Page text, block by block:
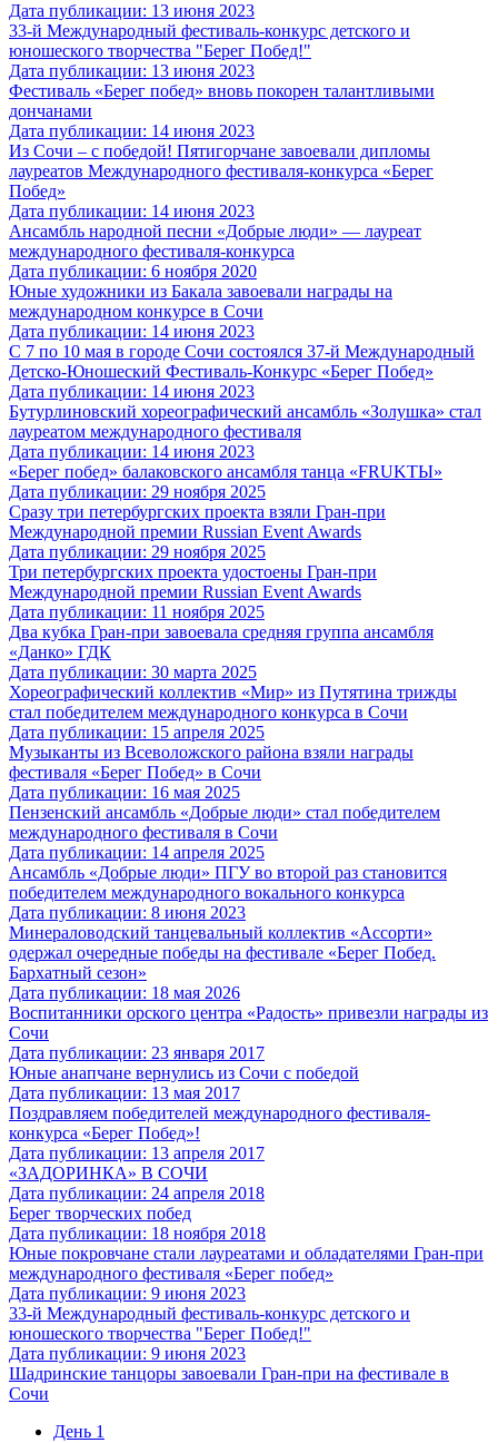
Дата публикации: 13 июня 2023
33-й Международный фестиваль-конкурс детского и
юношеского творчества "Берег Побед!"
Дата публикации: 13 июня 2023
Фестиваль «Берег побед» вновь покорен талантливыми
дончанами
Дата публикации: 14 июня 2023
Из Сочи – с победой! Пятигорчане завоевали дипломы
лауреатов Международного фестиваля-конкурса «Берег
Побед»
Дата публикации: 14 июня 2023
Ансамбль народной песни «Добрые люди» — лауреат
международного фестиваля-конкурса
Дата публикации: 6 ноября 2020
Юные художники из Бакала завоевали награды на
международном конкурсе в Сочи
Дата публикации: 14 июня 2023
С 7 по 10 мая в городе Сочи состоялся 37-й Международный
Детско-Юношеский Фестиваль-Конкурс «Берег Побед»
Дата публикации: 14 июня 2023
Бутурлиновский хореографический ансамбль «Золушка» стал
лауреатом международного фестиваля
Дата публикации: 14 июня 2023
«Берег побед» балаковского ансамбля танца «FRUKТЫ»
Дата публикации: 29 ноября 2025
Сразу три петербургских проекта взяли Гран-при
Международной премии Russian Event Awards
Дата публикации: 29 ноября 2025
Три петербургских проекта удостоены Гран-при
Международной премии Russian Event Awards
Дата публикации: 11 ноября 2025
Два кубка Гран-при завоевала средняя группа ансамбля
«Данко» ГДК
Дата публикации: 30 марта 2025
Хореографический коллектив «Мир» из Путятина трижды
стал победителем международного конкурса в Сочи
Дата публикации: 15 апреля 2025
Музыканты из Всеволожского района взяли награды
фестиваля «Берег Побед» в Сочи
Дата публикации: 16 мая 2025
Пензенский ансамбль «Добрые люди» стал победителем
международного фестиваля в Сочи
Дата публикации: 14 апреля 2025
Ансамбль «Добрые люди» ПГУ во второй раз становится
победителем международного вокального конкурса
Дата публикации: 8 июня 2023
Минераловодский танцевальный коллектив «Ассорти»
одержал очередные победы на фестивале «Берег Побед.
Бархатный сезон»
Дата публикации: 18 мая 2026
Воспитанники орского центра «Радость» привезли награды из
Сочи
Дата публикации: 23 января 2017
Юные анапчане вернулись из Сочи с победой
Дата публикации: 13 мая 2017
Поздравляем победителей международного фестиваля-
конкурса «Берег Побед»!
Дата публикации: 13 апреля 2017
«ЗАДОРИНКА» В СОЧИ
Дата публикации: 24 апреля 2018
Берег творческих побед
Дата публикации: 18 ноября 2018
Юные покровчане стали лауреатами и обладателями Гран-при
международного фестиваля «Берег побед»
Дата публикации: 9 июня 2023
33-й Международный фестиваль-конкурс детского и
юношеского творчества "Берег Побед!"
Дата публикации: 9 июня 2023
Шадринские танцоры завоевали Гран-при на фестивале в
Сочи
День 1